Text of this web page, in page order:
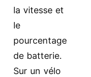
la vitesse et
le
pourcentage
de batterie.
Sur un vélo